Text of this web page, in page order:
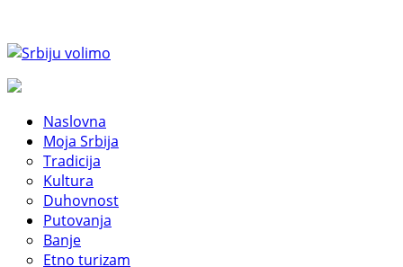
Naslovna
Moja Srbija
Tradicija
Kultura
Duhovnost
Putovanja
Banje
Etno turizam